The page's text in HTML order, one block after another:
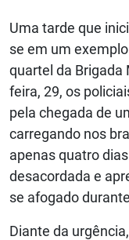
Uma tarde que
se em um
quartel da Brigada
feira, 29, os
pela chegada de
carregando nos
apenas quatro
desacordada e
se afogado
Diante da